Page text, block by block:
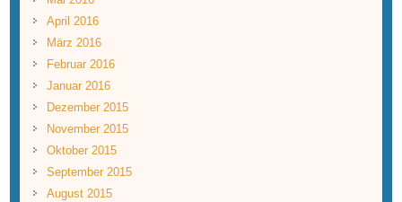
April 2016
März 2016
Februar 2016
Januar 2016
Dezember 2015
November 2015
Oktober 2015
September 2015
August 2015